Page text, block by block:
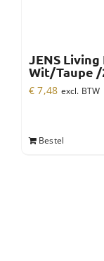
JENS
Wit/Taupe /
€ 7,48 excl. BTW
Bestel